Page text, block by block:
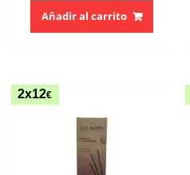
Añadir al carrito
2x12€